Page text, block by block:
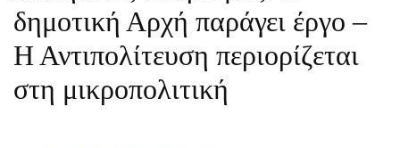
δημοτική Αρχή παράγει έργο –
Η Αντιπολίτευση περιορίζεται
στη μικροπολιτική